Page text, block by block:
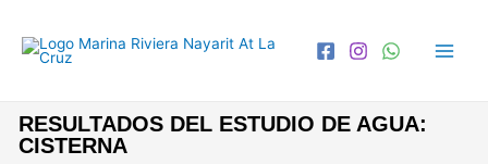
RESULTADOS DEL ESTUDIO DE AGUA:
CISTERNA